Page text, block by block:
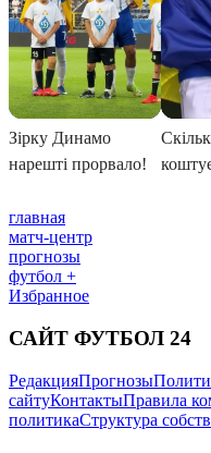
главная
матч-центр
прогнозы
футбол +
Избранное
САЙТ ФУТБОЛ 24
РедакцияПрогнозы
сайтуКонтактыПравила
политикаСтруктура